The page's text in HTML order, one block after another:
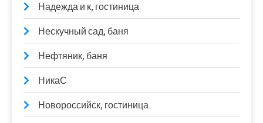
Надежда и к, гостиница
Нескучный сад, баня
Нефтяник, баня
НикаС
Новороссийск, гостиница